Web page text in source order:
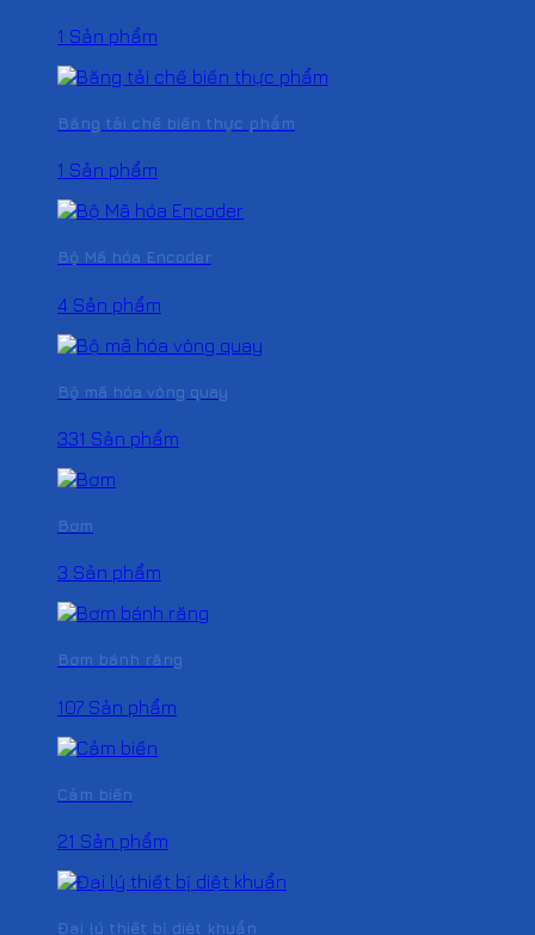
1 Sản phẩm
Băng tải chế biến thực phẩm
1 Sản phẩm
Bộ Mã hóa Encoder
4 Sản phẩm
Bộ mã hóa vòng quay
331 Sản phẩm
Bơm
3 Sản phẩm
Bơm bánh răng
107 Sản phẩm
Cảm biến
21 Sản phẩm
Đại lý thiết bị diệt khuẩn